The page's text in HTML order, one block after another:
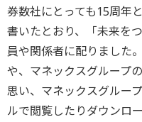
券数社にとっても15周年
書いたとおり、「未来を
員や関係者に配りました
や、マネックスグループ
思い、マネックスグルー
ルで閲覧したりダウンロ